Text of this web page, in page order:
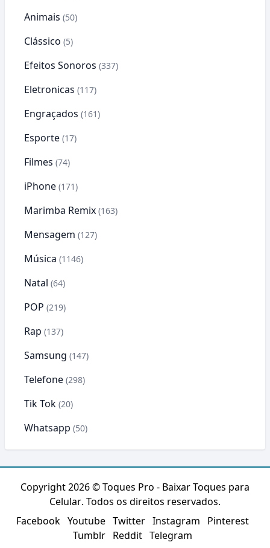
Animais (50)
Clássico (5)
Efeitos Sonoros (337)
Eletronicas (117)
Engraçados (161)
Esporte (17)
Filmes (74)
iPhone (171)
Marimba Remix (163)
Mensagem (127)
Música (1146)
Natal (64)
POP (219)
Rap (137)
Samsung (147)
Telefone (298)
Tik Tok (20)
Whatsapp (50)
Copyright 2026 ©Toques Pro - Baixar Toques para
Celular. Todos os direitos reservados.
Facebook Youtube Twitter Instagram
Pinterest
Tumblr Reddit Telegram